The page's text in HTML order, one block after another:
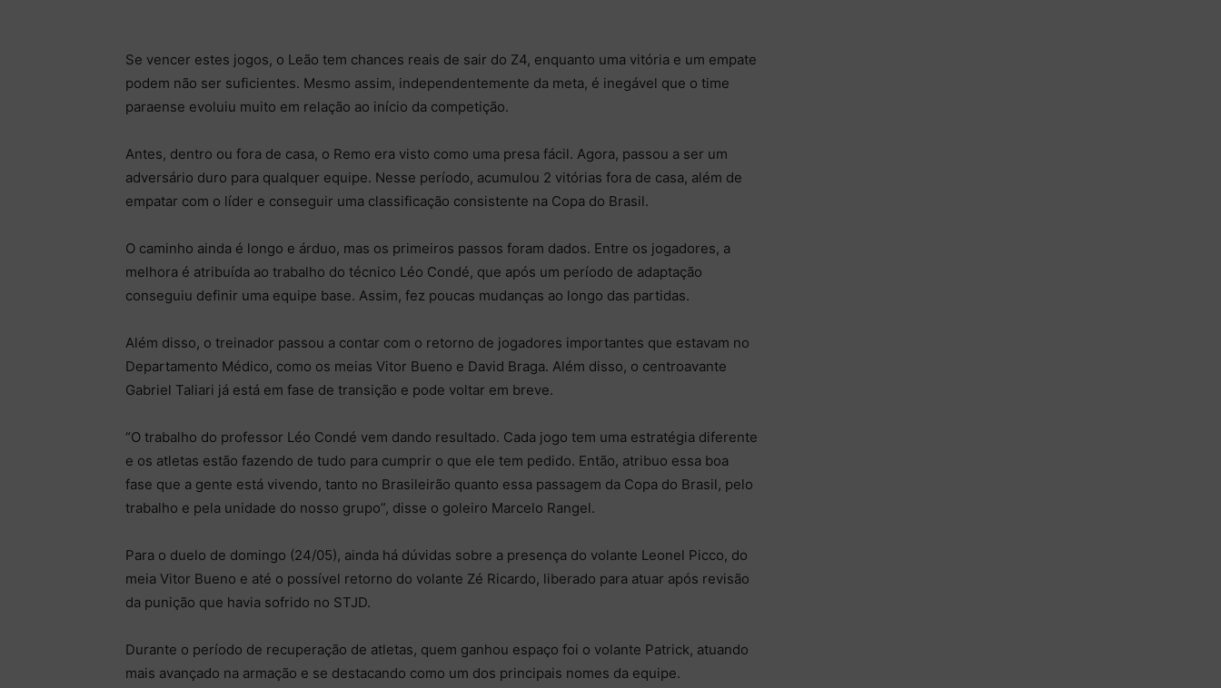
Se vencer estes jogos, o Leão tem chances reais de sair do Z4, enquanto uma vitória e um empate
podem não ser suficientes. Mesmo assim, independentemente da meta, é inegável que o time
paraense evoluiu muito em relação ao início da competição.
Antes, dentro ou fora de casa, o Remo era visto como uma presa fácil. Agora, passou a ser um
adversário duro para qualquer equipe. Nesse período, acumulou 2 vitórias fora de casa, além de
empatar com o líder e conseguir uma classificação consistente na Copa do Brasil.
O caminho ainda é longo e árduo, mas os primeiros passos foram dados. Entre os jogadores, a
melhora é atribuída ao trabalho do técnico Léo Condé, que após um período de adaptação
conseguiu definir uma equipe base. Assim, fez poucas mudanças ao longo das partidas.
Além disso, o treinador passou a contar com o retorno de jogadores importantes que estavam no
Departamento Médico, como os meias Vitor Bueno e David Braga. Além disso, o centroavante
Gabriel Taliari já está em fase de transição e pode voltar em breve.
“O trabalho do professor Léo Condé vem dando resultado. Cada jogo tem uma estratégia diferente
e os atletas estão fazendo de tudo para cumprir o que ele tem pedido. Então, atribuo essa boa
fase que a gente está vivendo, tanto no Brasileirão quanto essa passagem da Copa do Brasil, pelo
trabalho e pela unidade do nosso grupo”, disse o goleiro Marcelo Rangel.
Para o duelo de domingo (24/05), ainda há dúvidas sobre a presença do volante Leonel Picco, do
meia Vitor Bueno e até o possível retorno do volante Zé Ricardo, liberado para atuar após revisão
da punição que havia sofrido no STJD.
Durante o período de recuperação de atletas, quem ganhou espaço foi o volante Patrick, atuando
mais avançado na armação e se destacando como um dos principais nomes da equipe.